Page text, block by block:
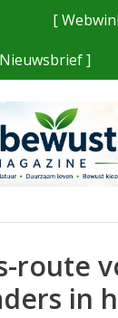
[
]
route
in